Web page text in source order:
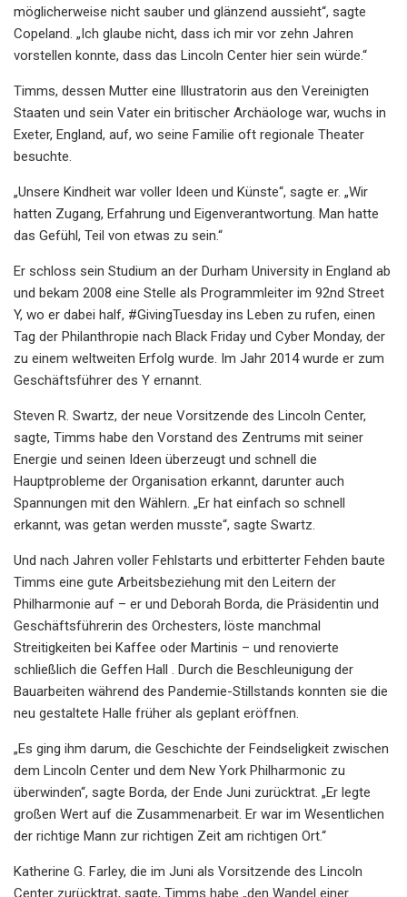
möglicherweise nicht sauber und glänzend aussieht“, sagte
Copeland. „Ich glaube nicht, dass ich mir vor zehn Jahren
vorstellen konnte, dass das Lincoln Center hier sein würde.“
Timms, dessen Mutter eine Illustratorin aus den Vereinigten
Staaten und sein Vater ein britischer Archäologe war, wuchs in
Exeter, England, auf, wo seine Familie oft regionale Theater
besuchte.
„Unsere Kindheit war voller Ideen und Künste“, sagte er. „Wir
hatten Zugang, Erfahrung und Eigenverantwortung. Man hatte
das Gefühl, Teil von etwas zu sein.“
Er schloss sein Studium an der Durham University in England ab
und bekam 2008 eine Stelle als Programmleiter im 92nd Street
Y, wo er dabei half, #GivingTuesday ins Leben zu rufen, einen
Tag der Philanthropie nach Black Friday und Cyber ​​Monday, der
zu einem weltweiten Erfolg wurde. Im Jahr 2014 wurde er zum
Geschäftsführer des Y ernannt.
Steven R. Swartz, der neue Vorsitzende des Lincoln Center,
sagte, Timms habe den Vorstand des Zentrums mit seiner
Energie und seinen Ideen überzeugt und schnell die
Hauptprobleme der Organisation erkannt, darunter auch
Spannungen mit den Wählern. „Er hat einfach so schnell
erkannt, was getan werden musste“, sagte Swartz.
Und nach Jahren voller Fehlstarts und erbitterter Fehden baute
Timms eine gute Arbeitsbeziehung mit den Leitern der
Philharmonie auf – er und Deborah Borda, die Präsidentin und
Geschäftsführerin des Orchesters, löste manchmal
Streitigkeiten bei Kaffee oder Martinis – und renovierte
schließlich die Geffen Hall . Durch die Beschleunigung der
Bauarbeiten während des Pandemie-Stillstands konnten sie die
neu gestaltete Halle früher als geplant eröffnen.
„Es ging ihm darum, die Geschichte der Feindseligkeit zwischen
dem Lincoln Center und dem New York Philharmonic zu
überwinden“, sagte Borda, der Ende Juni zurücktrat. „Er legte
großen Wert auf die Zusammenarbeit. Er war im Wesentlichen
der richtige Mann zur richtigen Zeit am richtigen Ort.“
Katherine G. Farley, die im Juni als Vorsitzende des Lincoln
Center zurücktrat, sagte, Timms habe „den Wandel einer